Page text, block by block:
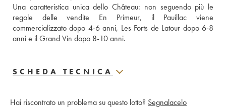
Una caratteristica unica dello Château: non seguendo più le
regole delle vendite En Primeur, il Pauillac viene
commercializzato dopo 4-6 anni, Les Forts de Latour dopo 6-8
anni e il Grand Vin dopo 8-10 anni.
SCHEDA TECNICA
Hai riscontrato un problema su questo lotto? Segnalacelo